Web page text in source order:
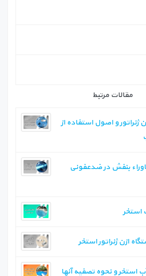
مقالات مرتبط
ژنراتور و اصول استفاده از
بنفش در ضدعفونی
استخر
ازن ژنراتور استخر
استخر و نحوه تصفیه آنها